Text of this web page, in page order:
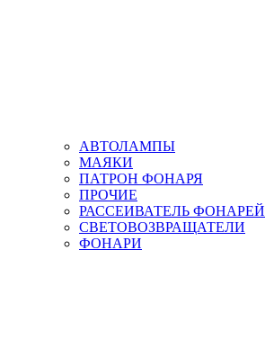
АВТОЛАМПЫ
МАЯКИ
ПАТРОН ФОНАРЯ
ПРОЧИЕ
РАССЕИВАТЕЛЬ ФОНАРЕЙ
СВЕТОВОЗВРАЩАТЕЛИ
ФОНАРИ